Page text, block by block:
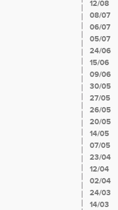
12/08
08/07
06/07
05/07
24/06
15/06
09/06
30/05
27/05
26/05
20/05
14/05
07/05
23/04
12/04
02/04
24/03
14/03